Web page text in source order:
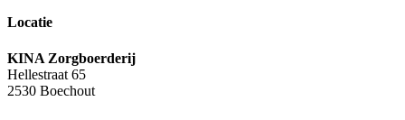
Locatie
KINA Zorgboerderij
Hellestraat 65
2530 Boechout